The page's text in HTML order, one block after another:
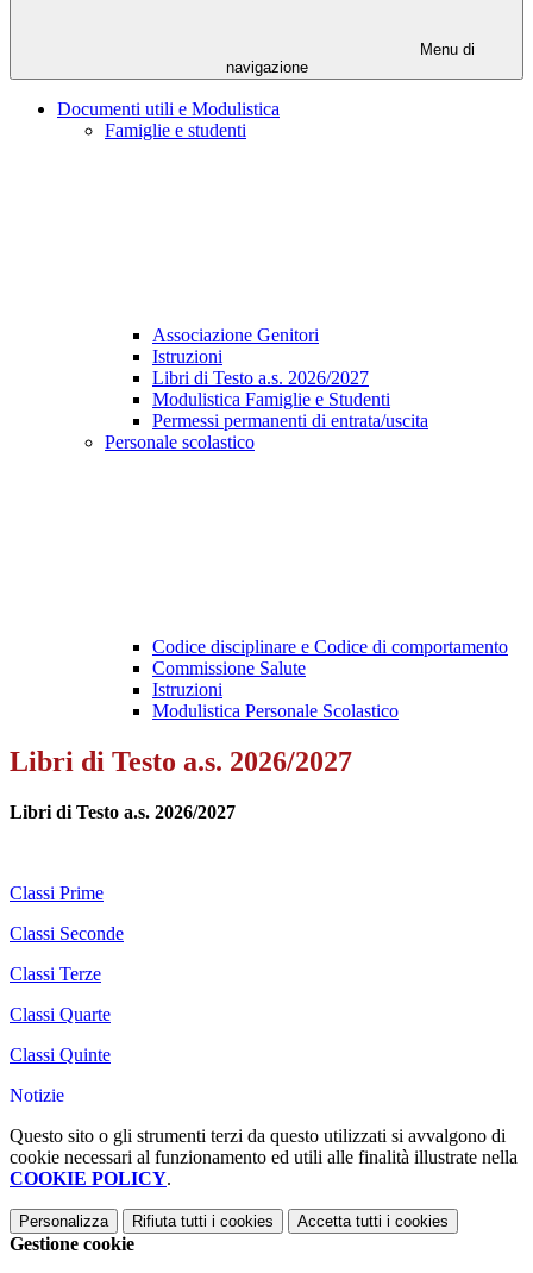
Menu di
navigazione
Documenti utili e Modulistica
Famiglie e studenti
Associazione Genitori
Istruzioni
Libri di Testo a.s. 2026/2027
Modulistica Famiglie e Studenti
Permessi permanenti di entrata/uscita
Personale scolastico
Codice disciplinare e Codice di comportamento
Commissione Salute
Istruzioni
Modulistica Personale Scolastico
Libri di Testo a.s. 2026/2027
Libri di Testo a.s. 2026/2027
Classi Prime
Classi Seconde
Classi Terze
Classi Quarte
Classi Quinte
Notizie
Questo sito o gli strumenti terzi da questo utilizzati si avvalgono di
cookie necessari al funzionamento ed utili alle finalità illustrate nella
COOKIE POLICY.
Personalizza Rifiuta tutti i cookies Accetta tutti i cookies
Gestione cookie